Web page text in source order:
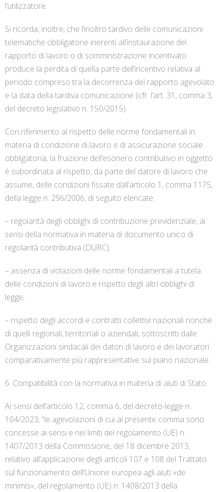
l’utilizzatore.
Si ricorda, inoltre, che l’inoltro tardivo delle comunicazioni
telematiche obbligatorie inerenti all’instaurazione del
rapporto di lavoro o di somministrazione incentivato
produce la perdita di quella parte dell’incentivo relativa al
periodo compreso tra la decorrenza del rapporto agevolato
e la data della tardiva comunicazione (cfr. l’art. 31, comma 3,
del decreto legislativo n. 150/2015).
Con riferimento al rispetto delle norme fondamentali in
materia di condizione di lavoro e di assicurazione sociale
obbligatoria, la fruizione dell’esonero contributivo in oggetto
è subordinata al rispetto, da parte del datore di lavoro che
assume, delle condizioni fissate dall’articolo 1, comma 1175,
della legge n. 296/2006, di seguito elencate:
– regolarità degli obblighi di contribuzione previdenziale, ai
sensi della normativa in materia di documento unico di
regolarità contributiva (DURC);
– assenza di violazioni delle norme fondamentali a tutela
delle condizioni di lavoro e rispetto degli altri obblighi di
legge;
– rispetto degli accordi e contratti collettivi nazionali nonché
di quelli regionali, territoriali o aziendali, sottoscritti dalle
Organizzazioni sindacali dei datori di lavoro e dei lavoratori
comparativamente più rappresentative sul piano nazionale.
6. Compatibilità con la normativa in materia di aiuti di Stato
Ai sensi dell’articolo 12, comma 6, del decreto-legge n.
104/2023, “le agevolazioni di cui al presente comma sono
concesse ai sensi e nei limiti del regolamento (UE) n.
1407/2013 della Commissione, del 18 dicembre 2013,
relativo all’applicazione degli articoli 107 e 108 del Trattato
sul funzionamento dell’Unione europea agli aiuti «de
minimis», del regolamento (UE) n. 1408/2013 della